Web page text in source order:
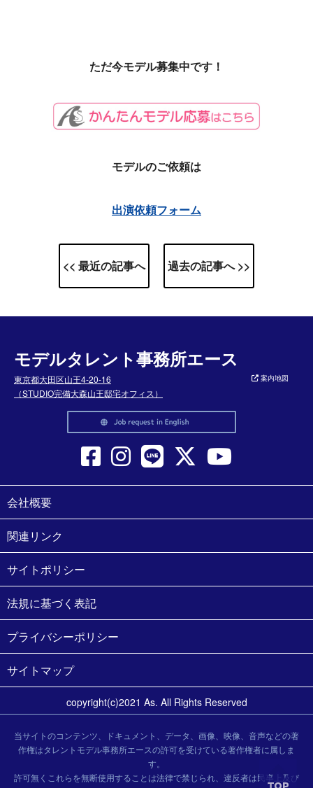
ただ今モデル募集中です！
モデルのご依頼は
出演依頼フォーム
<< 最近の記事へ 過去の記事へ >>
モデルタレント事務所エース
東京都大田区山王4-20-16
（STUDIO完備大森山王邸宅オフィス）
案内地図
会社概要
関連リンク
サイトポリシー
法規に基づく表記
プライバシーポリシー
サイトマップ
copyright(c)2021 As. All Rights Reserved
当サイトのコンテンツ、ドキュメント、データ、画像、映像、音声などの著
作権はタレントモデル事務所エースの許可を受けている著作権者に属しま
す。
許可無くこれらを無断使用することは法律で禁じられ、違反者は民事上及び